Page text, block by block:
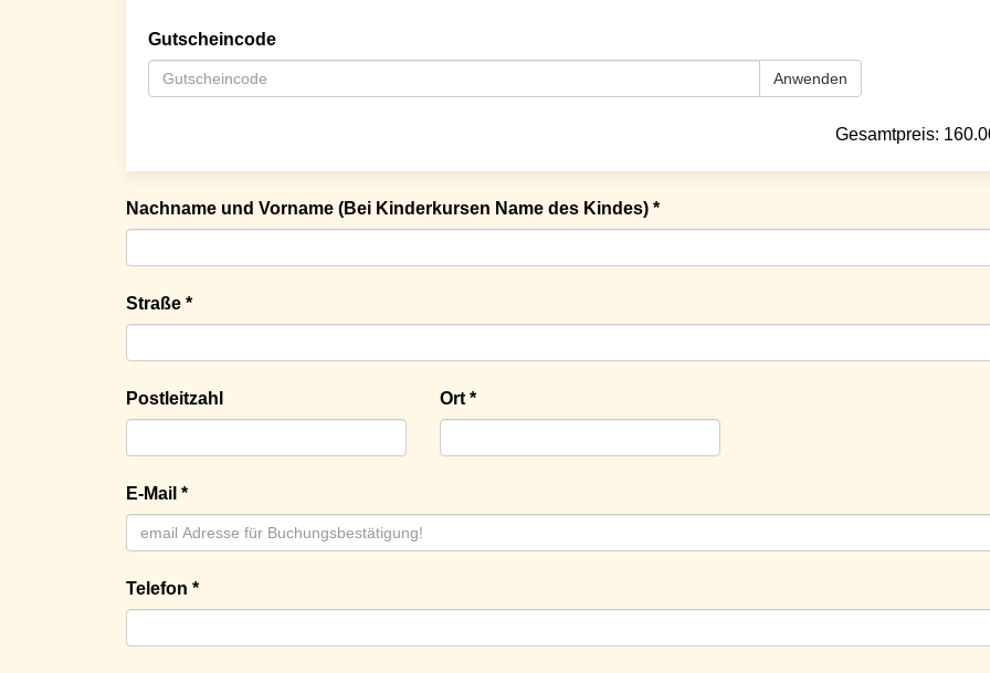
Gutscheincode
Anwenden
Gesamtpreis:
Nachname und Vorname (Bei Kinderkursen Name des Kindes) *
Straße *
Postleitzahl Ort *
E-Mail *
Telefon *